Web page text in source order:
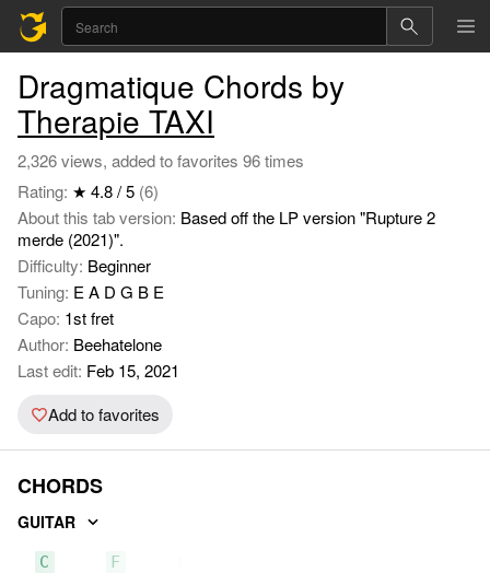
Dragmatique Chords by
Therapie TAXI
2,326 views, added to favorites 96 times
Rating: ★ 4.8 / 5 (6)
About this tab version: Based off the LP version "Rupture 2
merde (2021)".
Difficulty: Beginner
Tuning: E A D G B E
Capo: 1st fret
Author: Beehatelone
Last edit: Feb 15, 2021
Add to favorites
CHORDS
GUITAR
C F